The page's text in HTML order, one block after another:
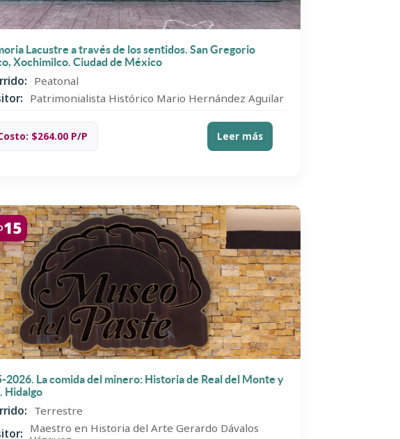
Lacustre a través de los sentidos. San Gregorio
Xochimilco. Ciudad de México
Peatonal
Patrimonialista Histórico Mario Hernández Aguilar
$264.00 P/P Leer más
15
2026. La comida del minero: Historia de Real del Monte y
Hidalgo
Terrestre
Maestro en Historia del Arte Gerardo Dávalos